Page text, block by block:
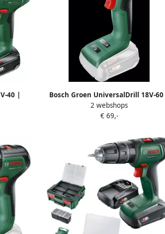
40 |
twee
Bosch Groen UniversalDrill 18V-60 |
Accuschroefboormachine met twee
standen | Excl. Accu en Lader
2 webshops
€ 69,-